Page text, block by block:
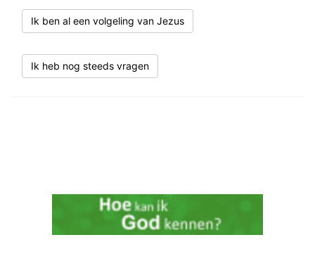
Ik ben al een volgeling van Jezus
Ik heb nog steeds vragen